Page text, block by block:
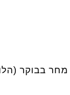
בבוקר